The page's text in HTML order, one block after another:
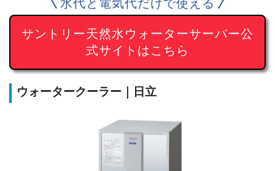
水代と電気代だけで使える
サントリー天然水ウォーターサーバー公
式サイトはこちら
ウォータークーラー｜日立